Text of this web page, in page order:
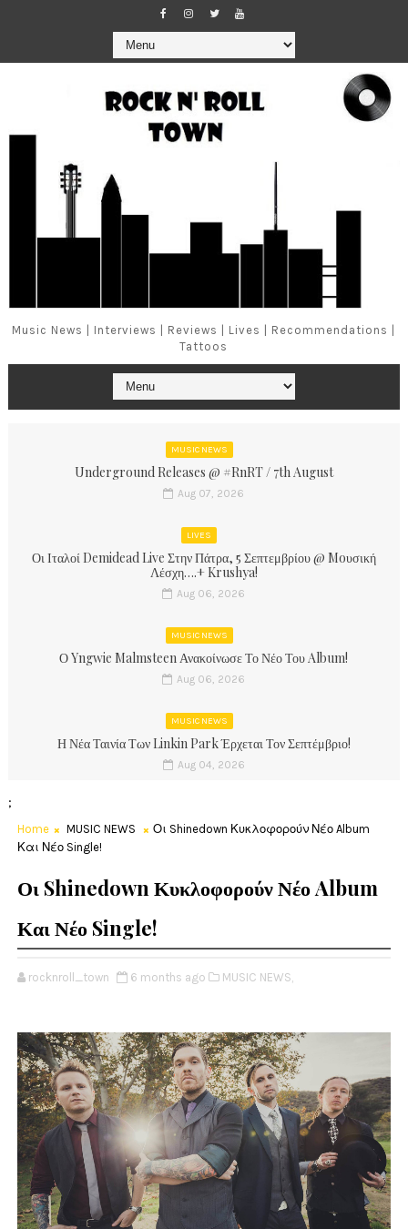
Music News | Interviews | Reviews | Lives | Recommendations |
Tattoos
MUSIC NEWS
Underground Releases @ #RnRT / 7th August
Aug 07, 2026
LIVES
Οι Ιταλοί Demidead Live Στην Πάτρα, 5 Σεπτεμβρίου @ Moυσική
Λέσχη….+ Krushya!
Aug 06, 2026
MUSIC NEWS
Ο Yngwie Malmsteen Ανακοίνωσε Το Νέο Του Album!
Aug 06, 2026
MUSIC NEWS
Η Νέα Ταινία Των Linkin Park Έρχεται Τον Σεπτέμβριο!
Aug 04, 2026
;
Home MUSIC NEWS
Οι Shinedown Κυκλοφορούν Νέο Album
Και Νέο Single!
Οι Shinedown Κυκλοφορούν Νέο Album
Και Νέο Single!
rocknroll_town 6 months ago MUSIC NEWS,